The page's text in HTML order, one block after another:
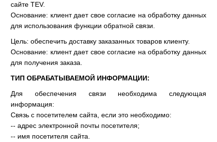
сайте TEV.
Основание: клиент дает свое согласие на обработку данных
для использования функции обратной связи.
Цель: обеспечить доставку заказанных товаров клиенту.
Основание: клиент дает свое согласие на обработку данных
для получения заказа.
ТИП ОБРАБАТЫВАЕМОЙ ИНФОРМАЦИИ:
Для обеспечения связи необходима следующая
информация:
Связь с посетителем сайта, если это необходимо:
-- адрес электронной почты посетителя;
-- имя посетителя сайта.